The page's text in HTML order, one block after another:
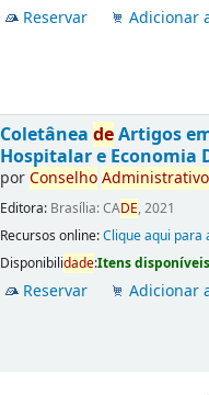
Reservar Adicionar
ColetâneadeArtigos
Hospitalar e Economia
porConselhoAdministrativo
Editora: Brasília: CADE, 2021
Recursos online:Clique aqui para
Disponibilidade:Itens
Reservar Adicionar